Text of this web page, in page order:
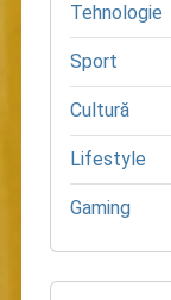
Tehnologie
Sport
Cultură
Lifestyle
Gaming